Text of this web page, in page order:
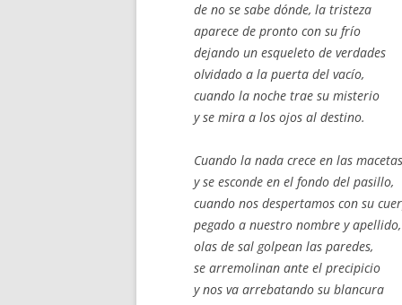
de no se sabe dónde, la tristeza
aparece de pronto con su frío
dejando un esqueleto de verdades
olvidado a la puerta del vacío,
cuando la noche trae su misterio
y se mira a los ojos al destino.
Cuando la nada crece en las macetas
y se esconde en el fondo del pasillo,
cuando nos despertamos con su
pegado a nuestro nombre y apellido,
olas de sal golpean las paredes,
se arremolinan ante el precipicio
y nos va arrebatando su blancura